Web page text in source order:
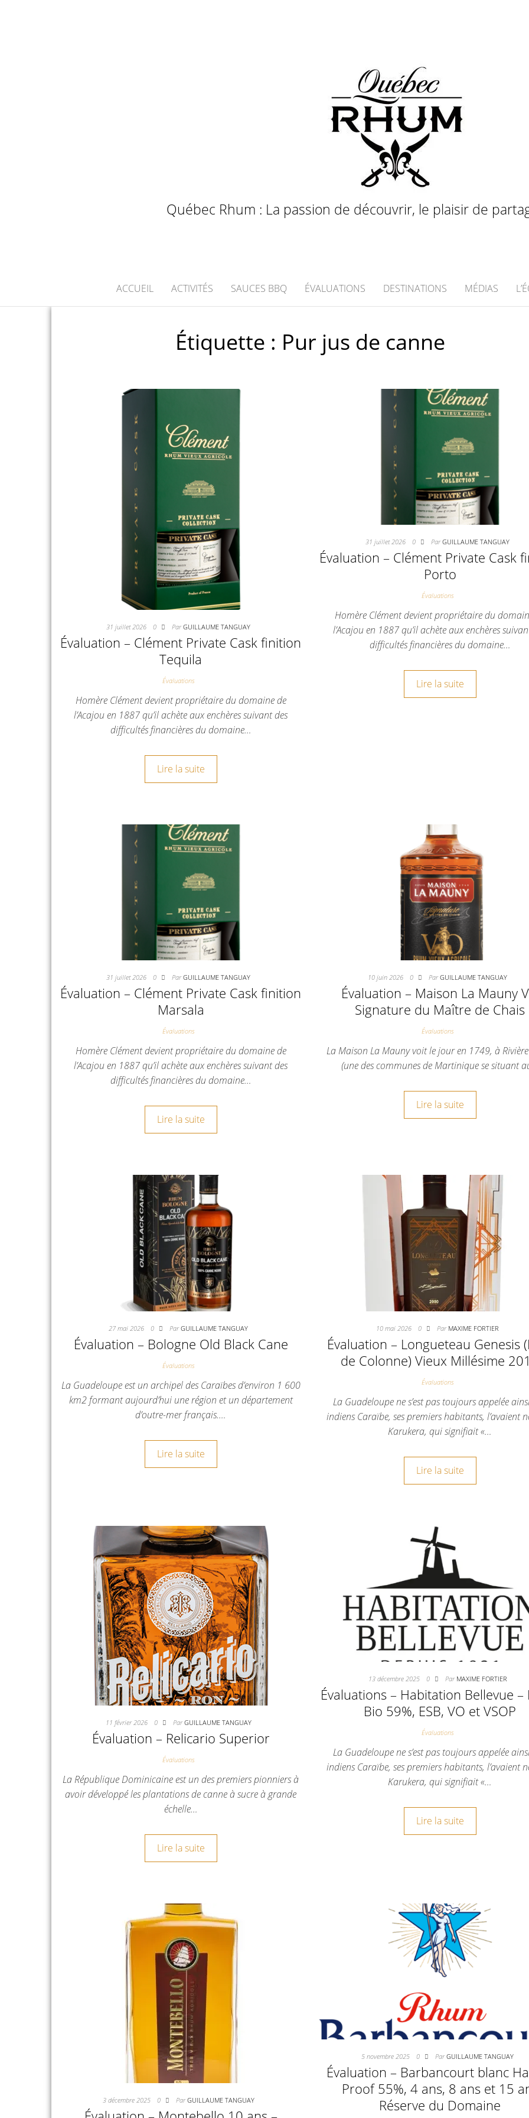
Québec Rhum : La passion de découvrir, le plaisir de
ACCUEIL ACTIVITÉS SAUCES BBQ ÉVALUATIONS DESTINATIONS MÉDIAS
Étiquette : Pur jus de canne
31 juillet 2026 0 ParGUILLAUME TANGUAY
Évaluation – Clément Private Cask finition
Tequila
Évaluations
Homère Clément devient propriétaire du domaine de
l’Acajou en 1887 qu’il achète aux enchères suivant des
difficultés financières du domaine…
Lire la suite
31 juillet 2026 0 ParGUILLAUME TANGUAY
Évaluation – Clément Private Cask
Porto
Évaluations
Homère Clément devient propriétaire du
l’Acajou en 1887 qu’il achète aux enchères
difficultés financières du domaine…
Lire la suite
31 juillet 2026 0 ParGUILLAUME TANGUAY
Évaluation – Clément Private Cask finition
Marsala
Évaluations
Homère Clément devient propriétaire du domaine de
l’Acajou en 1887 qu’il achète aux enchères suivant des
difficultés financières du domaine…
Lire la suite
10 juin 2026 0 ParGUILLAUME TANGUAY
Évaluation – Maison La Mauny
Signature du Maître de Chais
Évaluations
La Maison La Mauny voit le jour en 1749, à
(une des communes de Martinique se situant
Lire la suite
27 mai 2026 0 ParGUILLAUME TANGUAY
Évaluation – Bologne Old Black Cane
Évaluations
La Guadeloupe est un archipel des Caraïbes d’environ 1 600
km2 formant aujourd’hui une région et un département
d’outre-mer français.…
Lire la suite
10 mai 2026 0 Par MAXIME FORTIER
Évaluation – Longueteau Genesis
de Colonne) Vieux Millésime
Évaluations
La Guadeloupe ne s’est pas toujours appelée
indiens Caraïbe, ses premiers habitants, l’avaient
Karukera, qui signifiait «…
Lire la suite
11 février 2026 0 ParGUILLAUME TANGUAY
Évaluation – Relicario Superior
Évaluations
La République Dominicaine est un des premiers pionniers à
avoir développé les plantations de canne à sucre à grande
échelle…
Lire la suite
13 décembre 2025 0 Par MAXIME FORTIER
Évaluations – Habitation Bellevue –
Bio 59%, ESB, VO et VSOP
Évaluations
La Guadeloupe ne s’est pas toujours appelée
indiens Caraïbe, ses premiers habitants, l’avaient
Karukera, qui signifiait «…
Lire la suite
3 décembre 2025 0 ParGUILLAUME TANGUAY
5 novembre 2025 0 ParGUILLAUME TANGUAY
Évaluation – Barbancourt blanc
Proof 55%, 4 ans, 8 ans et 15
Réserve du Domaine